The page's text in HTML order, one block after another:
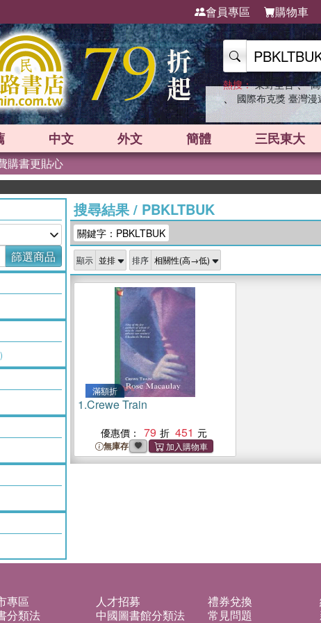
會員專區 購物車
熱搜： 東野圭吾 、
、 國際布克獎 臺灣漫
中文 外文 簡體 三民東大
購書更貼心
篩選商品
搜尋結果/ PBKLTBUK
關鍵字：PBKLTBUK
顯示 排序
滿額折
1.Crewe Train
優惠價： 79 451
無庫存
專區 人才招募 禮券兌換
分類法 中國圖書館分類法 常見問題